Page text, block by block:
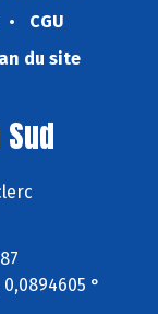
CGU
du site
0,0894605 °